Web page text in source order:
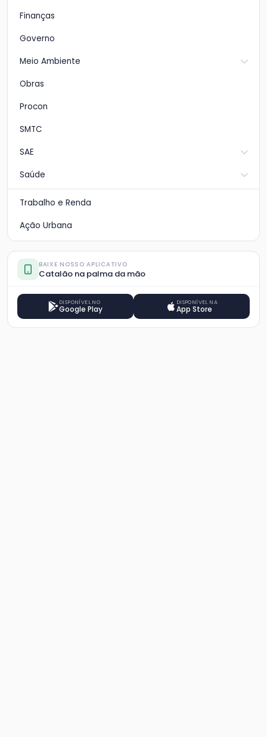
Finanças
Governo
Meio Ambiente
Obras
Procon
SMTC
SAE
Saúde
Trabalho e Renda
Ação Urbana
BAIXE NOSSO APLICATIVO
Catalão na palma da mão
DISPONÍVEL NO
Google Play
DISPONÍVEL NA
App Store